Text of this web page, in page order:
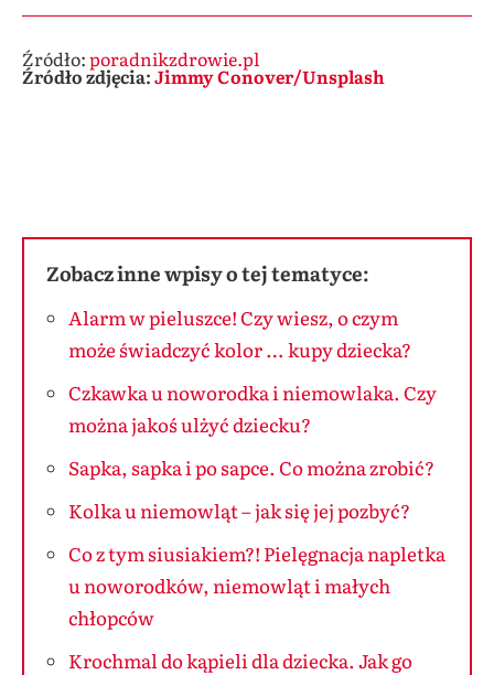
Źródło:poradnikzdrowie.pl
Źródło zdjęcia:Jimmy Conover/Unsplash
Zobacz inne wpisy o tej tematyce:
Alarm w pieluszce! Czy wiesz, o czym
może świadczyć kolor … kupy dziecka?
Czkawka u noworodka i niemowlaka. Czy
można jakoś ulżyć dziecku?
Sapka, sapka i po sapce. Co można zrobić?
Kolka u niemowląt – jak się jej pozbyć?
Co z tym siusiakiem?! Pielęgnacja napletka
u noworodków, niemowląt i małych
chłopców
Krochmal do kąpieli dla dziecka. Jak go